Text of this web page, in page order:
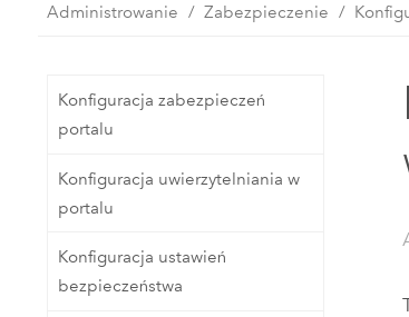
Administrowanie Zabezpieczenie
Konfiguracja zabezpieczeń
portalu
Konfiguracja uwierzytelniania w
portalu
Konfiguracja ustawień
bezpieczeństwa